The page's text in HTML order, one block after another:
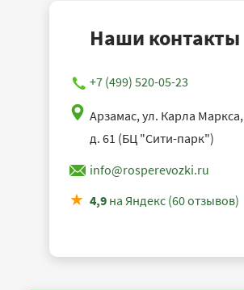
Наши контакты
+7 (499) 520-05-23
Арзамас, ул. Карла Маркса,
д. 61 (БЦ "Сити-парк")
info@rosperevozki.ru
4,9 на Яндекс (60 отзывов)